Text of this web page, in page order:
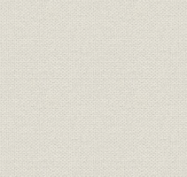
思い出 宮津新平